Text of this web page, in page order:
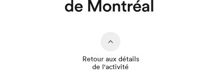
Retour aux détails
de l'activité